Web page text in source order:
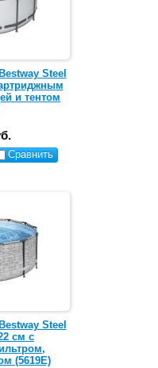
Steel
и тентом
Сравнить
Steel
см с
(5619E)